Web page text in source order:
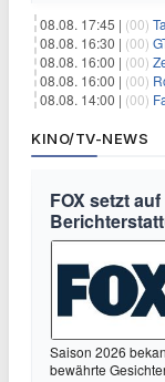
08.08. 17:45 | (00)
08.08. 16:30 | (00)
08.08. 16:00 | (00)
08.08. 16:00 | (00)
08.08. 14:00 | (00)
KINO/TV-NEWS
FOX setzt
Saison 2026
bewährte